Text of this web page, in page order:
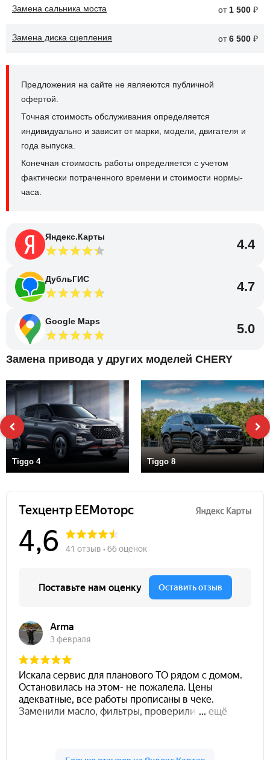
Замена сальника моста от 1 500 ₽
Замена диска сцепления от6 500 ₽
Предложения на сайте не являеются публичной
офертой.
Точная стоимость обслуживания определяется
индивидуально и зависит от марки, модели, двигателя и
года выпуска.
Конечная стоимость работы определяется с учетом
фактически потраченного времени и стоимости нормы-
часа.
Яндекс.Карты 4.4
ДубльГИС 4.7
Google Maps 5.0
Замена привода у других моделей CHERY
Tiggo 4 Tiggo 8